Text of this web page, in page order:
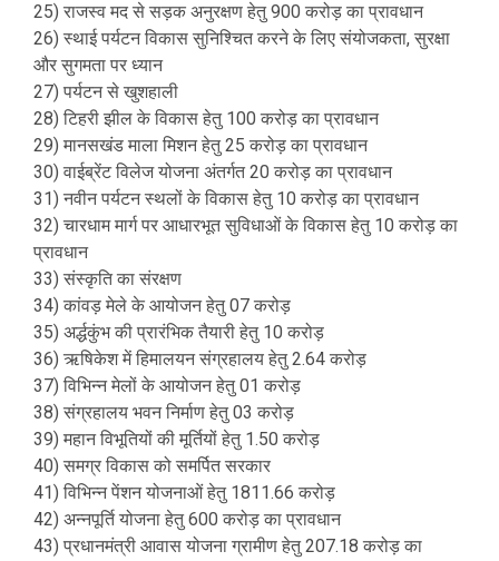
25) राजस्व मद से सड़क अनुरक्षण हेतु 900 करोड़ का प्रावधान
26) स्थाई पर्यटन विकास सुनिश्चित करने के लिए संयोजकता, सुरक्षा
और सुगमता पर ध्यान
27) पर्यटन से खुशहाली
28) टिहरी झील के विकास हेतु 100 करोड़ का प्रावधान
29) मानसखंड माला मिशन हेतु 25 करोड़ का प्रावधान
30) वाईब्रेंट विलेज योजना अंतर्गत 20 करोड़ का प्रावधान
31) नवीन पर्यटन स्थलों के विकास हेतु 10 करोड़ का प्रावधान
32) चारधाम मार्ग पर आधारभूत सुविधाओं के विकास हेतु 10 करोड़ का
प्रावधान
33) संस्कृति का संरक्षण
34) कांवड़ मेले के आयोजन हेतु 07 करोड़
35) अर्द्धकुंभ की प्रारंभिक तैयारी हेतु 10 करोड़
36) ऋषिकेश में हिमालयन संग्रहालय हेतु 2.64 करोड़
37) विभिन्न मेलों के आयोजन हेतु 01 करोड़
38) संग्रहालय भवन निर्माण हेतु 03 करोड़
39) महान विभूतियों की मूर्तियों हेतु 1.50 करोड़
40) समग्र विकास को समर्पित सरकार
41) विभिन्न पेंशन योजनाओं हेतु 1811.66 करोड़
42) अन्नपूर्ति योजना हेतु 600 करोड़ का प्रावधान
43) प्रधानमंत्री आवास योजना ग्रामीण हेतु 207.18 करोड़ का